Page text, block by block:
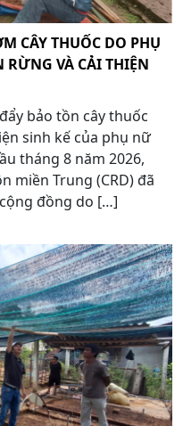
CÂY THUỐC DO PHỤ
VÀ CẢI THIỆN
bảo tồn cây thuốc
sinh kế của phụ nữ
tháng 8 năm 2026,
miền Trung (CRD) đã
đồng do […]